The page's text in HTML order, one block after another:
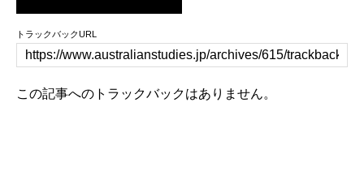
トラックバックURL
この記事へのトラックバックはありません。